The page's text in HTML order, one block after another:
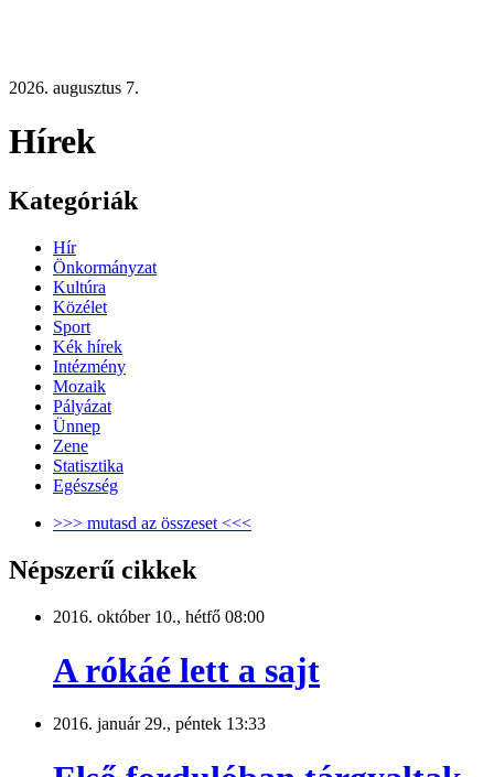
2026. augusztus 7.
Hírek
Kategóriák
Hír
Önkormányzat
Kultúra
Közélet
Sport
Kék hírek
Intézmény
Mozaik
Pályázat
Ünnep
Zene
Statisztika
Egészség
>>> mutasd az összeset <<<
Népszerű cikkek
2016. október 10., hétfő 08:00
A rókáé lett a sajt
2016. január 29., péntek 13:33